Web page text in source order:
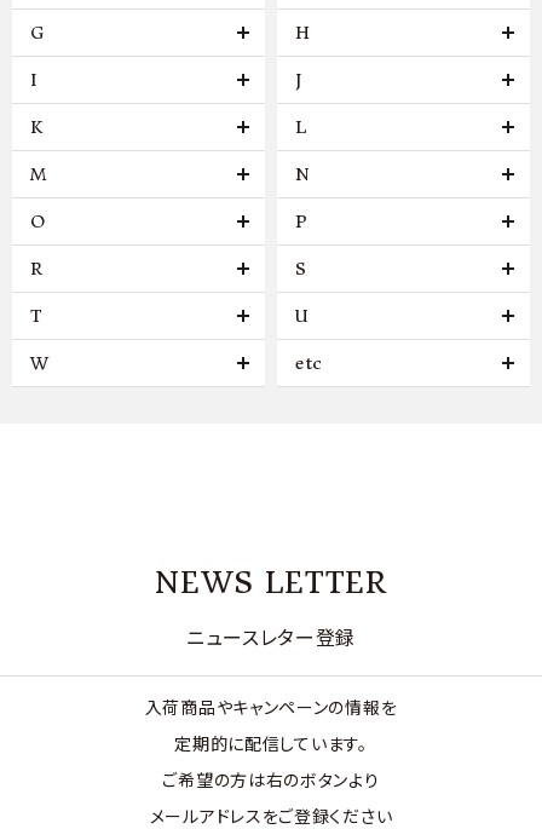
G H
I J
K L
M N
O P
R S
T U
W etc
NEWS LETTER
ニュースレター登録
入荷商品やキャンペーンの情報を
定期的に配信しています。
ご希望の方は右のボタンより
メールアドレスをご登録ください